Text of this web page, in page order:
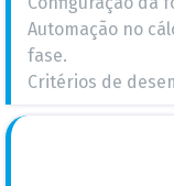
Automação no
fase.
Critérios de